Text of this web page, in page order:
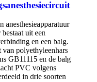
anesthesieapparatuur
uit een
en een balg.
polyethyleenhars
GB11115 en de balg
PVC volgens
in drie soorten